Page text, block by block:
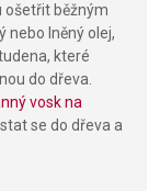
ošetřit běžným
nebo lněný olej,
které
do dřeva.
vosk na
se do dřeva a